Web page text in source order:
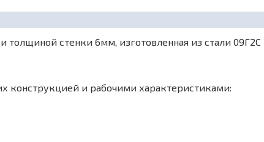
стенки 6мм, изготовленная из стали 09Г2С
конструкцией и рабочими характеристиками: